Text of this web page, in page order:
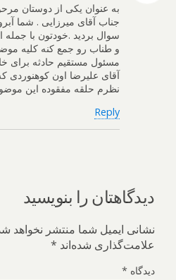
به عنوان یکی از دوستان
جناب آقای میرزایی . شما
سوال بردید .خودتون با جمله
و طناب رو جمع کنه کلیه
مسئول مستقیم حادثه برای
آقای علیرضا اون
نظرم حلقه مفقوده این
Reply
دیدگاهتان را بنویسید
نشانی ایمیل شما منتشر نخواهد
علامت‌گذاری شده‌اند *
دیدگاه *